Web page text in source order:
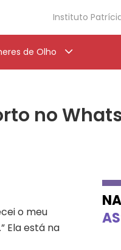
Instituto
de Olho
no
o meu
Ela está na